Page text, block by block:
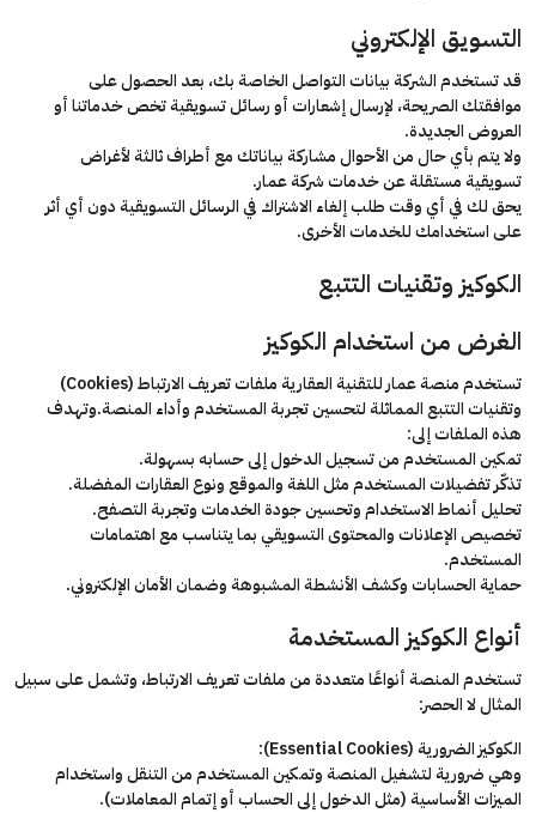
التسويق الإلكتروني
قد تستخدم الشركة بيانات التواصل الخاصة بك، بعد الحصول على
موافقتك الصريحة، لإرسال إشعارات أو رسائل تسويقية تخص خدماتنا أو
العروض الجديدة.
ولا يتم بأي حال من الأحوال مشاركة بياناتك مع أطراف ثالثة لأغراض
تسويقية مستقلة عن خدمات شركة عمار.
يحق لك في أي وقت طلب إلغاء الاشتراك في الرسائل التسويقية دون أي أثر
على استخدامك للخدمات الأخرى.
الكوكيز وتقنيات التتبع
الغرض من استخدام الكوكيز
تستخدم منصة عمار للتقنية العقارية ملفات تعريف الارتباط (Cookies)
وتقنيات التتبع المماثلة لتحسين تجربة المستخدم وأداء المنصة.وتهدف
هذه الملفات إلى:
تمكين المستخدم من تسجيل الدخول إلى حسابه بسهولة.
تذكّر تفضيلات المستخدم مثل اللغة والموقع ونوع العقارات المفضلة.
تحليل أنماط الاستخدام وتحسين جودة الخدمات وتجربة التصفح.
تخصيص الإعلانات والمحتوى التسويقي بما يتناسب مع اهتمامات
المستخدم.
حماية الحسابات وكشف الأنشطة المشبوهة وضمان الأمان الإلكتروني.
أنواع الكوكيز المستخدمة
تستخدم المنصة أنواعًا متعددة من ملفات تعريف الارتباط، وتشمل على سبيل
المثال لا الحصر:
الكوكيز الضرورية (Essential Cookies):
وهي ضرورية لتشغيل المنصة وتمكين المستخدم من التنقل واستخدام
الميزات الأساسية (مثل الدخول إلى الحساب أو إتمام المعاملات).